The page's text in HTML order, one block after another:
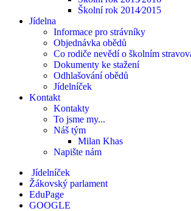
Školní rok 2014⁄2015
Jídelna
Informace pro strávníky
Objednávka obědů
Co rodiče nevědí o školním
Dokumenty ke stažení
Odhlašování obědů
Jídelníček
Kontakt
Kontakty
To jsme my...
Náš tým
Milan Khas
Napište nám
Jídelníček
Žákovský parlament
EduPage
GOOGLE